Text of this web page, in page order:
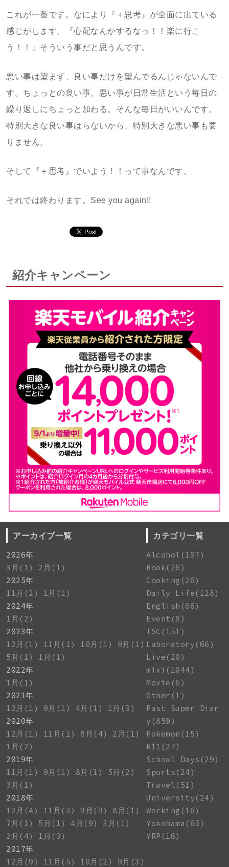
これが一番です。なにより『＋思考』が全面に出ている
感じがします。『心配なんかするなっ！！楽に行こ
う！！』そういう事だと思うんです。
悪い事は望まず、良い事だけを望んでるんじゃないんで
す。ちょっとの良い事、悪い事が日常生活という毎日の
繰り返しにちょっと加わる。そんな毎日がいいんです。
特別大きな良い事はらないから、特別大きな悪い事も要
りません。
そして『＋思考』でいよう！！って事なんです。
それでは終わります。See you again!!
紹介キャンペーン
アーカイブ一覧
2026年
3月(1)
2月(1)
2025年
11月(2)
1月(1)
2024年
1月(2)
2023年
12月(1)
11月(1) 10月(1)
9月(1)
5月(1)
1月(1)
2022年
1月(1)
2021年
12月(1)
9月(1) 4月(1)
1月(3)
2020年
12月(1)
11月(1) 8月(4)
2月(1)
1月(2)
2019年
11月(1)
9月(1) 8月(1)
5月(2)
3月(1)
2018年
12月(4)
11月(3) 9月(9)
8月(1)
7月(1)
5月(1) 4月(9)
3月(1)
2月(4)
1月(3)
2017年
12月(9)
11月(5) 10月(2)
9月(3)
カテゴリ一覧
Alcohol(107)
Book(26)
Cooking(26)
Daily Life(128)
English(66)
Event(8)
ISC(151)
Laboratory(66)
Live(20)
mixi(1044)
Movie(6)
Other(1)
Past Super Diar
y(859)
Pokemon(15)
R11(27)
School Days(29)
Sports(24)
Travel(51)
University(24)
Working(16)
Yokohama(65)
YRP(16)